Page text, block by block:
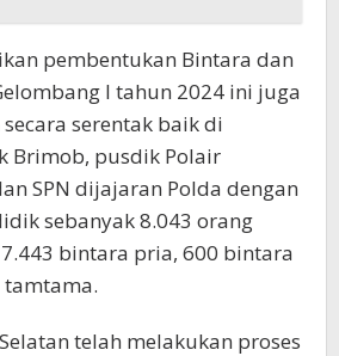
pembentukan Bintara dan
I tahun 2024 ini juga
serentak baik di
Brimob, pusdik Polair
SPN dijajaran Polda dengan
sebanyak 8.043 orang
bintara pria, 600 bintara
telah melakukan proses